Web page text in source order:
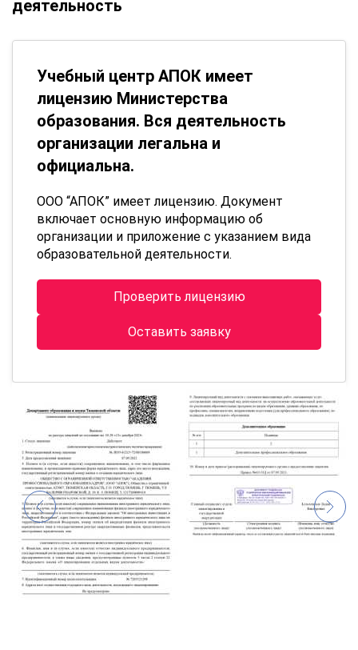
деятельность
Учебный центр АПОК имеет
лицензию Министерства
образования. Вся деятельность
организации легальна и
официальна.
ООО “АПОК” имеет лицензию. Документ
включает основную информацию об
организации и приложение с указанием вида
образовательной деятельности.
Проверить лицензию
Оставить заявку